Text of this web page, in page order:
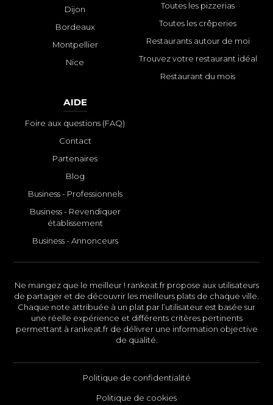
Dijon
Bordeaux
Montpellier
Nice
Toutes les pizzerias
Toutes les crêperies
Restaurants autour de moi
Trouvez votre restaurant idéal
Restaurant du mois
AIDE
Foire aux questions (FAQ)
Contact
Partenaires
Blog
Business - Professionnels
Business - Revendiquer
établissement
Business - Annonceurs
Ne mangez que le meilleur ! rankeat.fr propose aux utilisateurs
de partager et de découvrir les meilleurs plats de chaque ville.
Chaque note attribuée à un plat par l’utilisateur est basée sur
une réelle expérience et différents critères pertinents
permettant à rankeat.fr de délivrer une information objective
de qualité.
Politique de confidentialité
Politique de cookies